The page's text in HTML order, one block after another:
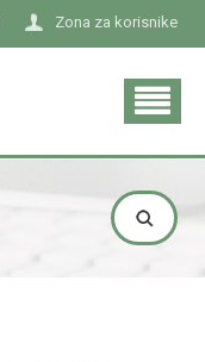
Zona za korisnike